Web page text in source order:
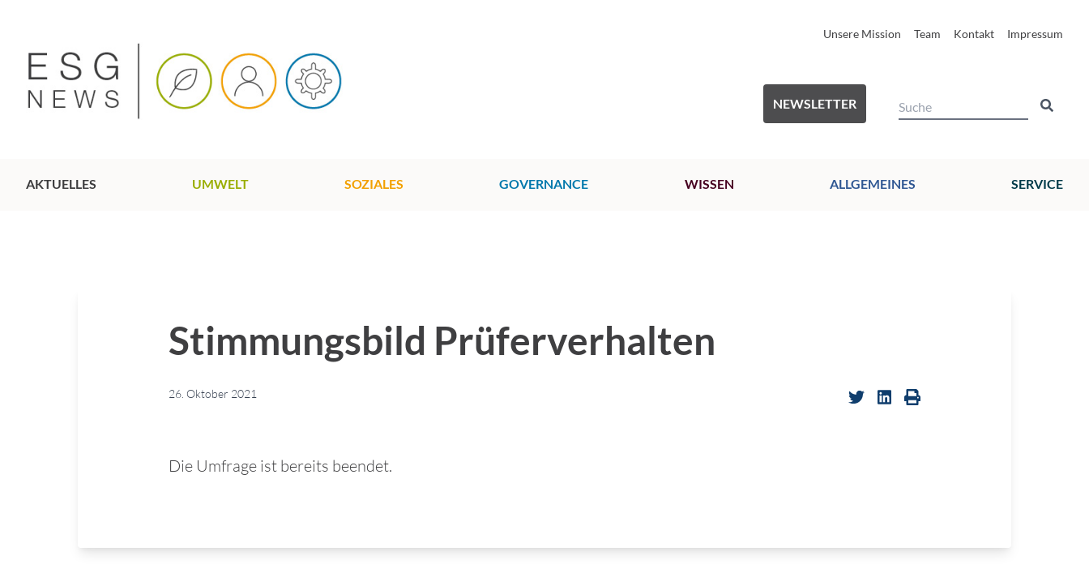
Unsere Mission Team Kontakt Impressum
NEWSLETTER
AKTUELLES UMWELT SOZIALES GOVERNANCE WISSEN ALLGEMEINES SERVICE
Stimmungsbild Prüferverhalten
26. Oktober 2021
Die Umfrage ist bereits beendet.